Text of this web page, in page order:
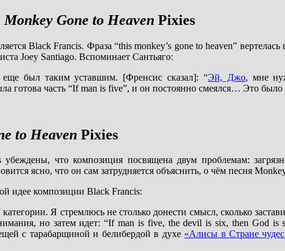
Monkey Gone to Heaven Pixies
Black Francis. Фраза “this monkey’s gone to heaven”
Joey Santiago. Вспоминает Сантьяго:
был таким уставшим. [Френсис сказал]: “Эй, Джо, мне
готова часть “If man is five”, и он постоянно смеялся… Это было
to Heaven Pixies
что композиция посвящена двум проблемам:
ясно, что он сам затрудняется объяснить, о чём песня
идее композиции Black Francis:
Я стремлюсь не столько донести смысл, сколько
но затем идет: “If man is five, the devil is six, then God
с тарабарщиной и белибердой в духе «Алисы в Стране